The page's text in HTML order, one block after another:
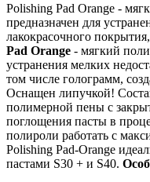
Polishing Pad Orange -
предназначен для
лакокрасочного
Pad Orange - мягкий
устранения мелких
том числе голограмм,
Оснащен липучкой!
полимерной пены с
поглощения пасты в
полироли работать с
Polishing Pad-Orange
пастами S30 + и S40.